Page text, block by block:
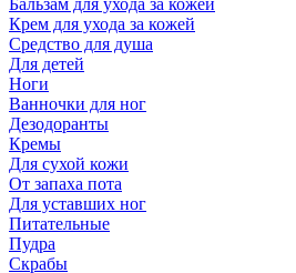
Бальзам для ухода за кожей
Крем для ухода за кожей
Средство для душа
Для детей
Ноги
Ванночки для ног
Дезодоранты
Кремы
Для сухой кожи
От запаха пота
Для уставших ног
Питательные
Пудра
Скрабы